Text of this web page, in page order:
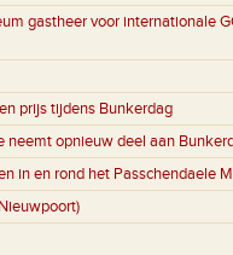
gastheer voor internationale
prijs tijdens Bunkerdag
neemt opnieuw deel aan
in en rond het Passchendaele